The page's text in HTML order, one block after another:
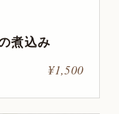
煮込み
¥1,500